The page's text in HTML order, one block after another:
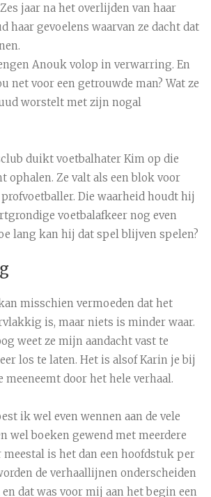
jaar na het overlijden van haar
haar gevoelens waarvan ze dacht dat
Anouk volop in verwarring. En
net voor een getrouwde man? Wat ze
worstelt met zijn nogal
duikt voetbalhater Kim op die
ophalen. Ze valt als een blok voor
Die waarheid houdt hij
voetbalafkeer nog even
lang kan hij dat spel blijven spelen?
misschien vermoeden dat het
is, maar niets is minder waar.
weet ze mijn aandacht vast te
los te laten. Het is alsof Karin je bij
meeneemt door het hele verhaal.
ik wel even wennen aan de vele
wel boeken gewend met meerdere
meestal is het dan een hoofdstuk per
de verhaallijnen onderscheiden
dat was voor mij aan het begin een